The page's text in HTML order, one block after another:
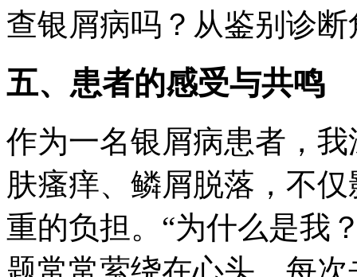
查银屑病吗？从鉴别诊
五、患者的感受与共鸣
作为一名银屑病患者，
肤瘙痒、鳞屑脱落，不
重的负担。“为什么是我
题常常萦绕在心头。每